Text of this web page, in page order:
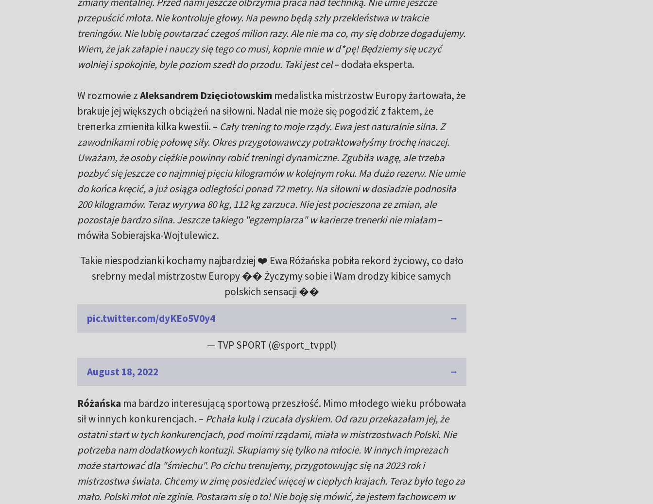
przepuścić młota. Nie kontroluje głowy. Na pewno będą szły przekleństwa w trakcie
treningów. Nie lubię powtarzać czegoś milion razy. Ale nie ma co, my się dobrze dogadujemy.
Wiem, że jak załapie i nauczy się tego co musi, kopnie mnie w d*pę! Będziemy się uczyć
wolniej i spokojnie, byle poziom szedł do przodu. Taki jest cel– dodała eksperta.
W rozmowie zAleksandrem Dzięciołowskimmedalistka mistrzostw Europy żartowała, że
brakuje jej większych obciążeń na siłowni. Nadal nie może się pogodzić z faktem, że
trenerka zmieniła kilka kwestii. – Cały trening to moje rządy. Ewa jest naturalnie silna. Z
zawodnikami robię połowę siły. Okres przygotowawczy potraktowałyśmy trochę inaczej.
Uważam, że osoby ciężkie powinny robić treningi dynamiczne. Zgubiła wagę, ale trzeba
pozbyć się jeszcze co najmniej pięciu kilogramów w kolejnym roku. Ma dużo rezerw. Nie umie
do końca kręcić, a już osiąga odległości ponad 72 metry. Na siłowni w dosiadzie podnosiła
200 kilogramów. Teraz wyrywa 80 kg, 112 kg zarzuca. Nie jest pocieszona ze zmian, ale
pozostaje bardzo silna. Jeszcze takiego "egzemplarza" w karierze trenerki nie miałam–
mówiła Sobierajska-Wojtulewicz.
Takie niespodzianki kochamy najbardziej ❤️ Ewa Różańska pobiła rekord życiowy, co dało
srebrny medal mistrzostw Europy �� Życzymy sobie i Wam drodzy kibice samych
polskich sensacji ��
pic.twitter.com/dyKEo5V0y4
— TVP SPORT (@sport_tvppl)
August 18, 2022
Różańska ma bardzo interesującą sportową przeszłość. Mimo młodego wieku próbowała
sił w innych konkurencjach. – Pchała kulą i rzucała dyskiem. Od razu przekazałam jej, że
ostatni start w tych konkurencjach, pod moimi rządami, miała w mistrzostwach Polski. Nie
potrzeba nam dodatkowych kontuzji. Skupiamy się tylko na młocie. W innych imprezach
może startować dla "śmiechu". Po cichu trenujemy, przygotowując się na 2023 rok i
mistrzostwa świata. Chcemy w zimę posiedzieć więcej w ciepłych krajach. Teraz było tego za
mało. Polski młot nie zginie. Postaram się o to! Nie boję się mówić, że jestem fachowcem w